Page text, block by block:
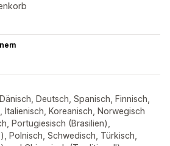
Deutsch, Spanisch, Finnisch,
Italienisch, Koreanisch, Norwegisch
Portugiesisch (Brasilien),
Polnisch, Schwedisch, Türkisch,